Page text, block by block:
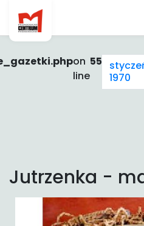
on
line
55
1970
Jutrzenka -